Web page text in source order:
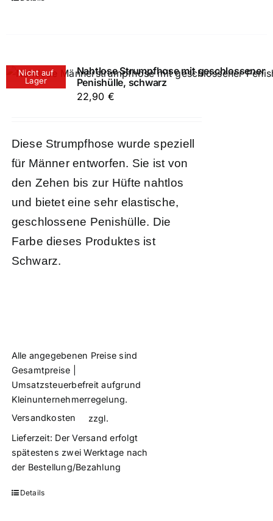
Nicht auf
Lager
Nahtlose Strumpfhose mit geschlossener
Penishülle, schwarz
22,90 €
Diese Strumpfhose wurde speziell
für Männer entworfen. Sie ist von
den Zehen bis zur Hüfte nahtlos
und bietet eine sehr elastische,
geschlossene Penishülle. Die
Farbe dieses Produktes ist
Schwarz.
Alle angegebenen Preise sind
Gesamtpreise |
Umsatzsteuerbefreit aufgrund
Kleinunternehmerregelung.
zzgl.
Versandkosten
Lieferzeit: Der Versand erfolgt
spätestens zwei Werktage nach
der Bestellung/Bezahlung
Details